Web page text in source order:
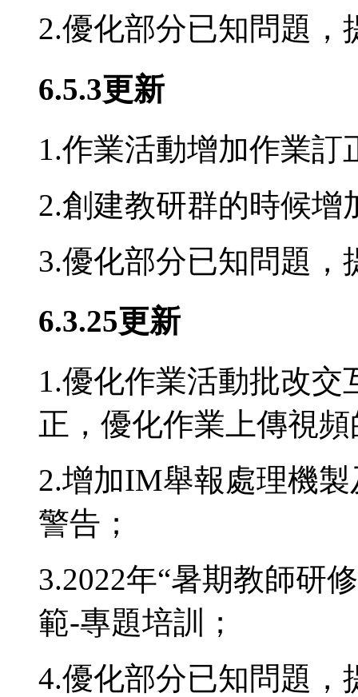
2.優化部分已知問題，
6.5.3更新
1.作業活動增加作業訂
2.創建教研群的時候增
3.優化部分已知問題，
6.3.25更新
1.優化作業活動批改
正，優化作業上傳視
2.增加IM舉報處理機
警告；
3.2022年“暑期教師研
範-專題培訓；
4.優化部分已知問題，